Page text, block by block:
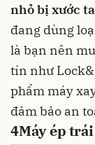
nhỏ bị xước
đang dùng
là bạn nên
tín như
phẩm máy
đảm bảo an
4Máy ép